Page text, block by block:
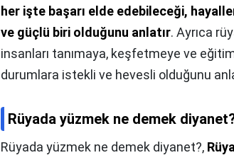
her işte başarı elde edebileceği,
ve güçlü biri olduğunu anlatır. Ayrıca
insanları tanımaya, keşfetmeye ve
durumlara istekli ve hevesli olduğunu
Rüyada yüzmek ne demek
Rüyada yüzmek ne demek diyanet?,